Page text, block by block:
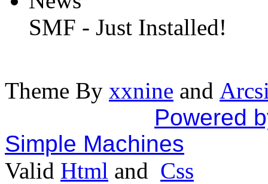
SMF - Just Installed!
Theme By xxnine and
Powered
Simple Machines
Valid Html and Css